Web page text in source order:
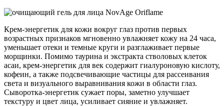
Крем-энергетик для кожи вокруг глаз против первых
возрастных признаков мгновенно увлажняет кожу на 24 часа,
уменьшает отеки и темные круги и разглаживает первые
морщинки. Помимо таурина и экстракта стволовых клеток
асаи, крем-энергетик для век содержит гиалуроновую кислоту,
кофеин, а также подсвечивающие частицы для рассеивания
света и визуального выравнивания кожи в области глаз.
Сыворотка-энергетик сужает поры, заметно улучшает
текстуру и цвет лица, усиливает сияние и увлажняет.